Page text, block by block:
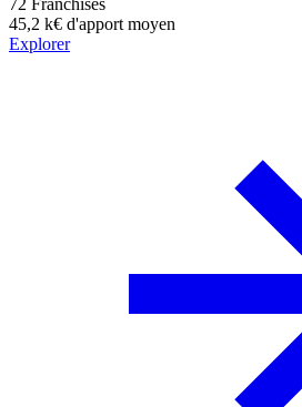
45,2 k€ d'apport moyen
Explorer